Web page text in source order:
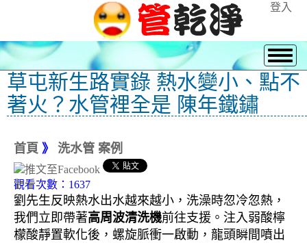
登入
草屯新生路實錄 熱水變小、點不
著火？水管裡全是 陳年鐵鏽
首頁 》 洗水管 案例
觀看次數：1637
劉先生反映熱水出水越來越小，洗澡時忽冷忽熱，
我們立即帶著高周波清洗機前往支援。注入弱酸檸
檬酸靜置軟化後，螺旋脈衝一啟動，龍頭瞬間噴出